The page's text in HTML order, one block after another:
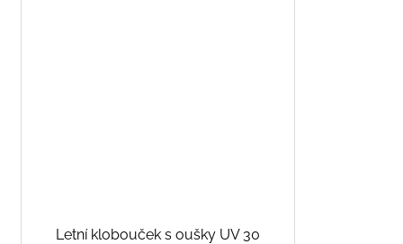
Letní klobouček s oušky UV 30